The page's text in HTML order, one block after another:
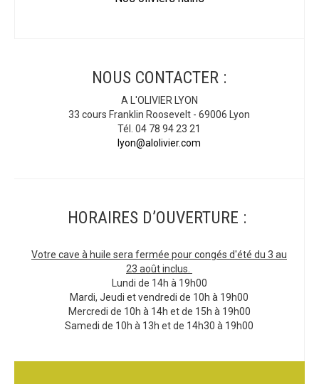
NOUS CONTACTER :
A L'OLIVIER LYON
33 cours Franklin Roosevelt - 69006 Lyon
Tél. 04 78 94 23 21
lyon@alolivier.com
HORAIRES D’OUVERTURE :
Votre cave à huile sera fermée pour congés d'été du 3 au
23 août inclus.
Lundi de 14h à 19h00
Mardi, Jeudi et vendredi de 10h à 19h00
Mercredi de 10h à 14h et de 15h à 19h00
Samedi de 10h à 13h et de 14h30 à 19h00